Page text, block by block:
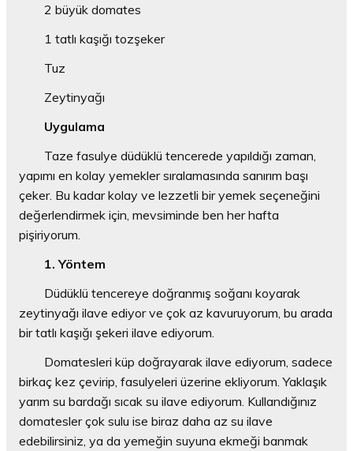
2 büyük domates
1 tatlı kaşığı tozşeker
Tuz
Zeytinyağı
Uygulama
Taze fasulye düdüklü tencerede yapıldığı zaman,
yapımı en kolay yemekler sıralamasında sanırım başı
çeker. Bu kadar kolay ve lezzetli bir yemek seçeneğini
değerlendirmek için, mevsiminde ben her hafta
pişiriyorum.
1. Yöntem
Düdüklü tencereye doğranmış soğanı koyarak
zeytinyağı ilave ediyor ve çok az kavuruyorum, bu arada
bir tatlı kaşığı şekeri ilave ediyorum.
Domatesleri küp doğrayarak ilave ediyorum, sadece
birkaç kez çevirip, fasulyeleri üzerine ekliyorum. Yaklaşık
yarım su bardağı sıcak su ilave ediyorum. Kullandığınız
domatesler çok sulu ise biraz daha az su ilave
edebilirsiniz, ya da yemeğin suyuna ekmeği banmak